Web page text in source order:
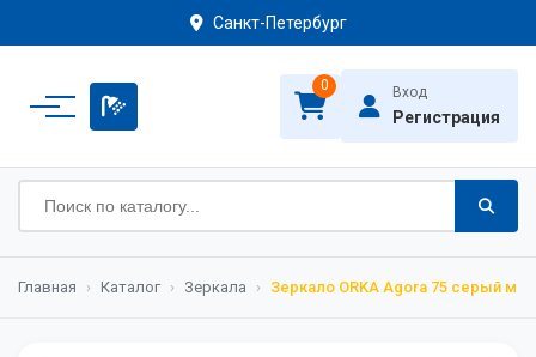
Санкт-Петербург
0 Вход
Регистрация
Главная › Каталог › Зеркала › Зеркало ORKA Agora 75 серый